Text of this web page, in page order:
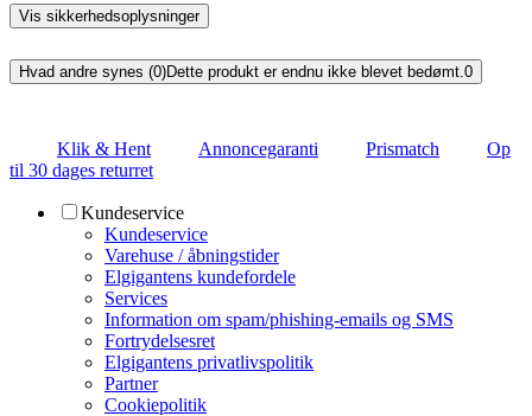
Vis sikkerhedsoplysninger
Hvad andre synes (0)Dette produkt er endnu ikke blevet bedømt. 0
Klik & Hent Annoncegaranti Prismatch
Op
til 30 dages returret
Kundeservice
Kundeservice
Varehuse / åbningstider
Elgigantens kundefordele
Services
Information om spam/phishing-emails og SMS
Fortrydelsesret
Elgigantens privatlivspolitik
Partner
Cookiepolitik